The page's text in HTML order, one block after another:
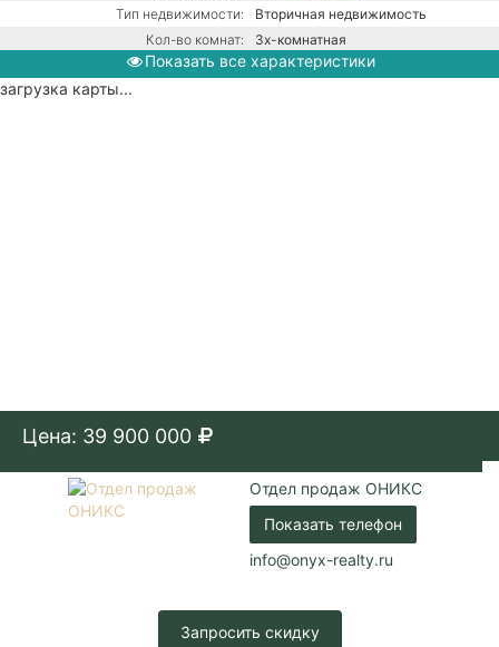
Тип недвижимости:
Вторичная недвижимость
Кол-во комнат:
3х-комнатная
Тип дома:
Монолитный
Показать все характеристики
загрузка карты...
Цена: 39 900 000
Отдел продаж ОНИКС
Показать телефон
info@onyx-realty.ru
Запросить скидку